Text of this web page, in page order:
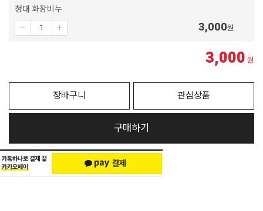
청대 화장비누
3,000원
3,000 원
장바구니 관심상품
구매하기